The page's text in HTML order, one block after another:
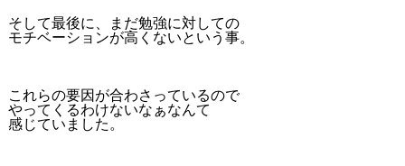
そして最後に、まだ勉強に対しての
モチベーションが高くないという事。
これらの要因が合わさっているので
やってくるわけないなぁなんて
感じていました。